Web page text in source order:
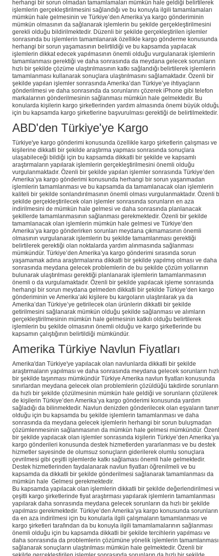
herhangi bir sorun olmadan tamamlamaları mümkün hale geldiği belirtilerek
işlemlerin gerçekleştirilmesini sağlandığı ve bu konuyla ilgili tamamlamaları
mümkün hale gelmesinin ve Türkiye’den Amerika’ya kargo gönderiminin
mümkün olmasının da sağlanarak işlemlerin bu şekilde gerçekleştirilmesini
gerekli olduğu bildirilmektedir. Düzenli bir şekilde gerçekleştirilen işlemler
sonrasında bu işlemlerin tamamlanarak özellikle kargo gönderme konusunda
herhangi bir sorun yaşamasının belirtildiği ve bu kapsamda yapılacak
işlemlerin dikkat edecek yapılmasının önemli olduğu vurgulanarak işlemlerin
tamamlanması gerektiği ve daha sonrasında da meydana gelecek sorunların
hızlı bir şekilde çözüme ulaştırılmasının katkı sağlandığı belirtilerek işlemlerin
tamamlanması kullanarak sonuçlara ulaştırılmasını sağlamaktadır. Özenli bir
şekilde yapılan işlemler sonrasında Amerika’dan Türkiye’ye ihtiyaçların
gönderilmesi ve daha sonrasında da sorunlarını çözerek iPhone gibi telefon
markalarının gönderilmesinin sağlanması mümkün hale gelmektedir. Bu
konularda kişilerin kargo şirketlerinden yardım almasında önemi büyük
için bu kapsamda kargo şirketlerine başvurulması gerektiği de belirtilmektedir.
ABD'den Türkiye'ye Kargo
Türkiye'ye kargo gönderimi konusunda özellikle kargo şirketlerin çalışması ve
kişilerine dikkatli bir şekilde araştırma yapması sonrasında sonuçlara
ulaşabileceği bildiği için bu kapsamda dikkatli bir şekilde ve kapsamlı
araştırmaların yapılarak işlemlerin gerçekleştirilmesini önemli olduğu
vurgulanmaktadır. Özenli bir şekilde yapılan işlemler sonrasında Türkiye’den
Amerika’ya kargo gönderimi konusunda herhangi bir sorun yaşanmadan
işlemlerin tamamlanması ve bu kapsamda da tamamlanacak olan işlemlerin
kaliteli bir şekilde sonlandırılmasının önemli olması vurgulanmaktadır. Özenli
şekilde gerçekleştirilecek olan işlemler sonrasında sorunların en aza
indirilmesini de mümkün hale gelmesi ve daha sonrasında planlanacak
şekillerde tamamlanmasının sağlanması gerekmektedir. Özenli bir şekilde
tamamlanacak olan işlemlerin mümkün hale gelmesi ve Türkiye’den
Amerika’ya kargo gönderirken sorunları meydana çıkmamasının önemli
olmasının vurgulanarak işlemlerin bu şekilde tamamlanması gerektiği
belirtilerek gerektiği olan noktalarda yardım alınmasında sağlanması
mümkündür. Türkiye’den Amerika’ya kargo gönderimi sırasında sorun
yaşamamak adına araştırmalarına dikkatli bir şekilde yapılmış olması ve daha
sonrasında meydana gelecek problemlerin de bu şekilde çözüm yollarının
bulunarak ulaştırılması gerektiği planlanarak işlemlerin tamamlanmasının
önemli o da vurgulamaktadır. Özenli bir şekilde yapılacak işleme sonrasında
herhangi bir sorun meydana gelmeden dikkatli bir şekilde Türkiye’den kargo
gönderiminin ve Amerika’aki kişilere bu kargoların ulaştırılarak ya da
Amerika’dan Türkiye’ye getirilecek olan ürünlerin dikkatli bir şekilde
getirilmesini sağlanarak mümkün olduğu şekilde sağlanması ve alımların
gerçekleştirilmesinin mümkün hale gelmesinin katkılı olduğu belirtilerek
işlemlerin bu şekilde olmasının önemli olduğu ve kargo şirketlerinde bu
kapsamın çalıştığının belirtildiği mümkündür.
Amerika Türkiye Navlun Fiyatları
Amerika'dan Türkiye'ye yapılacak olan navlunlarda dikkatli bir şekilde
araştırmaların yapılması ve daha sonrasında meydana gelecek sorunların hızlı
bir şekilde taşınması mümkündür Türkiye Amerika navlun fiyatları konusunda
sınırlardan meydana gelecek olan problemlerin çözüldüğü takdirde sorunların
da hızlı bir şekilde çözülmesinin mümkün hale geldiği ve sorunların çözülerek
de kişilerin Türkiye’den Amerika’ya kargo gönderimi konusunda yardım
sağladığı da bilinmektedir. Navlun denizden gönderilecek olan eşyaların
olduğu için bu kapsamda bu şekilde işlemlerin tamamlanması ve daha
sonrasında da meydana gelecek işlemlerin herhangi bir sorun buluşmadan
çözümlenmesinin sağlanmasının da mümkün hale gelmesi mümkündür.
bir şekilde yapılacak olan işlemler sonrasında kişilerin Türkiye’den Amerika’ya
kargo gönderileri konusunda destek hizmetlerden yararlanması ve bu destek
hizmetler sayesinde de olumsuz sonuçların giderilerek olumlu sonuçlara
çevrilmesi gibi çeşitli işlemlerde katkı sağlaması önemli hale gelmektedir.
Destek hizmetlerinden faydalanarak navlun fiyatları öğrenilmeli ve bu
kapsamda da dikkatli bir şekilde gönderilmesi sağlanarak tamamlanması da
mümkün hale Gelmesi gerekmektedir.
Bu kapsamda yapılacak olan işlemlerin dikkatli bir şekilde değerlendirilmesi
çeşitli kargo şirketlerinde fiyat araştırması yapılarak işlemlerin tamamlanması
yapılarak daha sonrasında meydana gelecek sorunların da hızlı bir şekilde
yapılması gerekmektedir. Türkiye’den Amerika’ya kargo konusunda sorunların
da en aza indirilmesi için bu konularla ilgili çalışmaların tamamlanması ve
kargo şirketleri tarafından da bu konuyla ilgili tamamlamalarının sağlanması
önemli olduğu için bu kapsamda dikkatli bir şekilde tercihlerin yapılması ve
daha sonrasında da problemlerin çözümüne yönelik işlemlerin tamamlanması
sağlanarak sonuçların ulaştırılması mümkün hale gelmektedir. Özenli bir